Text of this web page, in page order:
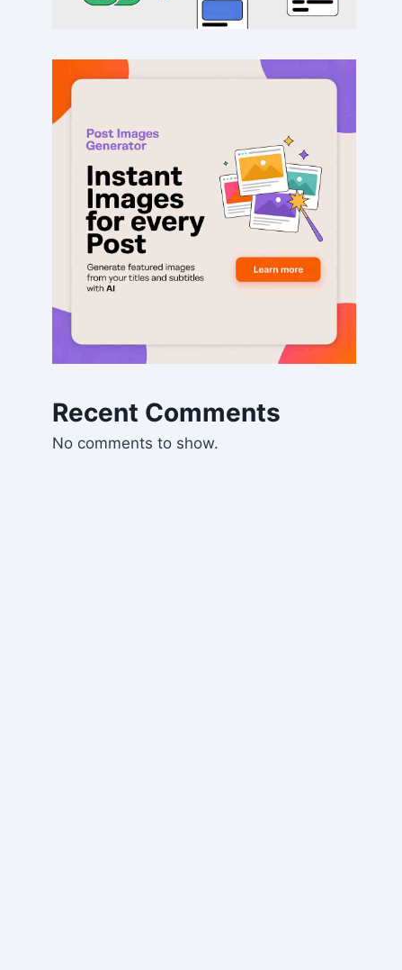
Recent Comments
No comments to show.